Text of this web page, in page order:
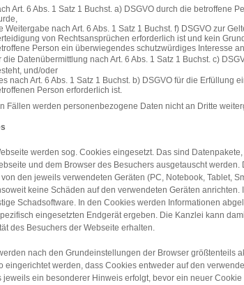
Art. 6 Abs. 1 Satz 1 Buchst. a) DSGVO durch die betroffene
Weitergabe nach Art. 6 Abs. 1 Satz 1 Buchst. f) DSGVO zur
von Rechtsansprüchen erforderlich ist und kein
Person ein überwiegendes schutzwürdiges Interesse
die Datenübermittlung nach Art. 6 Abs. 1 Satz 1 Buchst. c)
und/oder
nach Art. 6 Abs. 1 Satz 1 Buchst. b) DSGVO für die Erfüllung
Person erforderlich ist.
Fällen werden personenbezogene Daten nicht an Dritte
werden sog. Cookies eingesetzt. Das sind
und dem Browser des Besuchers ausgetauscht
den jeweils verwendeten Geräten (PC, Notebook, Tablet,
keine Schäden auf den verwendeten Geräten
Schadsoftware. In den Cookies werden Informationen
eingesetzten Endgerät ergeben. Die Kanzlei kann
des Besuchers der Webseite erhalten.
nach den Grundeinstellungen der Browser größtenteils
eingerichtet werden, dass Cookies entweder auf den
jeweils ein besonderer Hinweis erfolgt, bevor ein neuer